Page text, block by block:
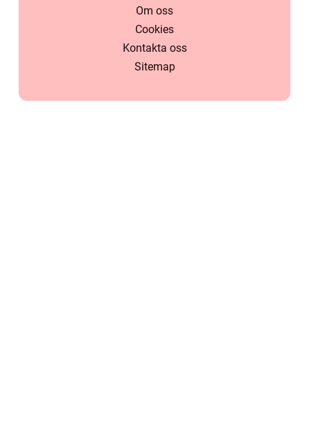
Om oss
Cookies
Kontakta oss
Sitemap